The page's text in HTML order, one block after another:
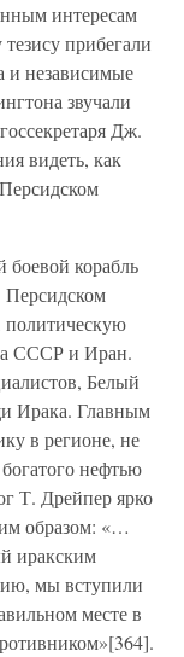
интересам
прибегали
и независимые
звучали
Дж.
видеть, как
боевой корабль
Персидском
политическую
СССР и Иран.
Белый
Ирака. Главным
в регионе, не
нефтью
Т. Дрейпер ярко
образом: «…
иракским
мы вступили
месте в